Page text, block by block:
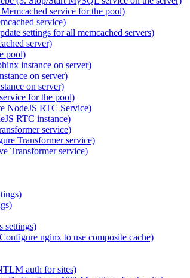
service for the pool)
service)
settings for all memcached servers)
server)
pool)
instance on server)
on server)
on server)
for the pool)
NodeJS RTC Service)
RTC instance)
service)
Transformer service)
Transformer service)
settings)
nginx to use composite cache)
auth for sites)